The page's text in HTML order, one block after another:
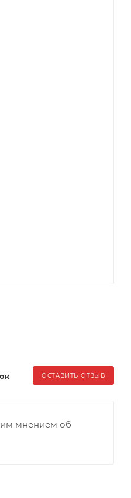
ОСТАВИТЬ ОТЗЫВ
мнением об